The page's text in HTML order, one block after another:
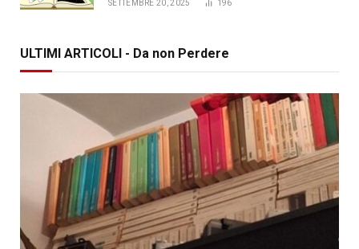
SETTEMBRE 20, 2025 196
ULTIMI ARTICOLI - Da non Perdere